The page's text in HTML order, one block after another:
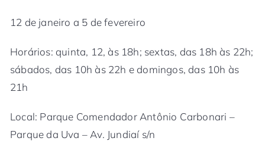
12 de janeiro a 5 de fevereiro
Horários: quinta, 12, às 18h; sextas, das 18h às 22h;
sábados, das 10h às 22h e domingos, das 10h às
21h
Local: Parque Comendador Antônio Carbonari –
Parque da Uva – Av. Jundiaí s/n